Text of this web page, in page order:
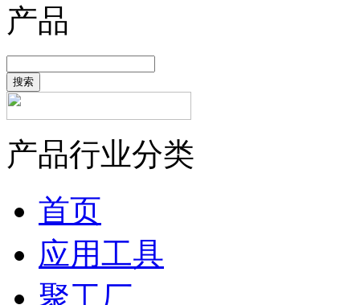
产品
搜索
产品行业分类
首页
应用工具
聚工厂